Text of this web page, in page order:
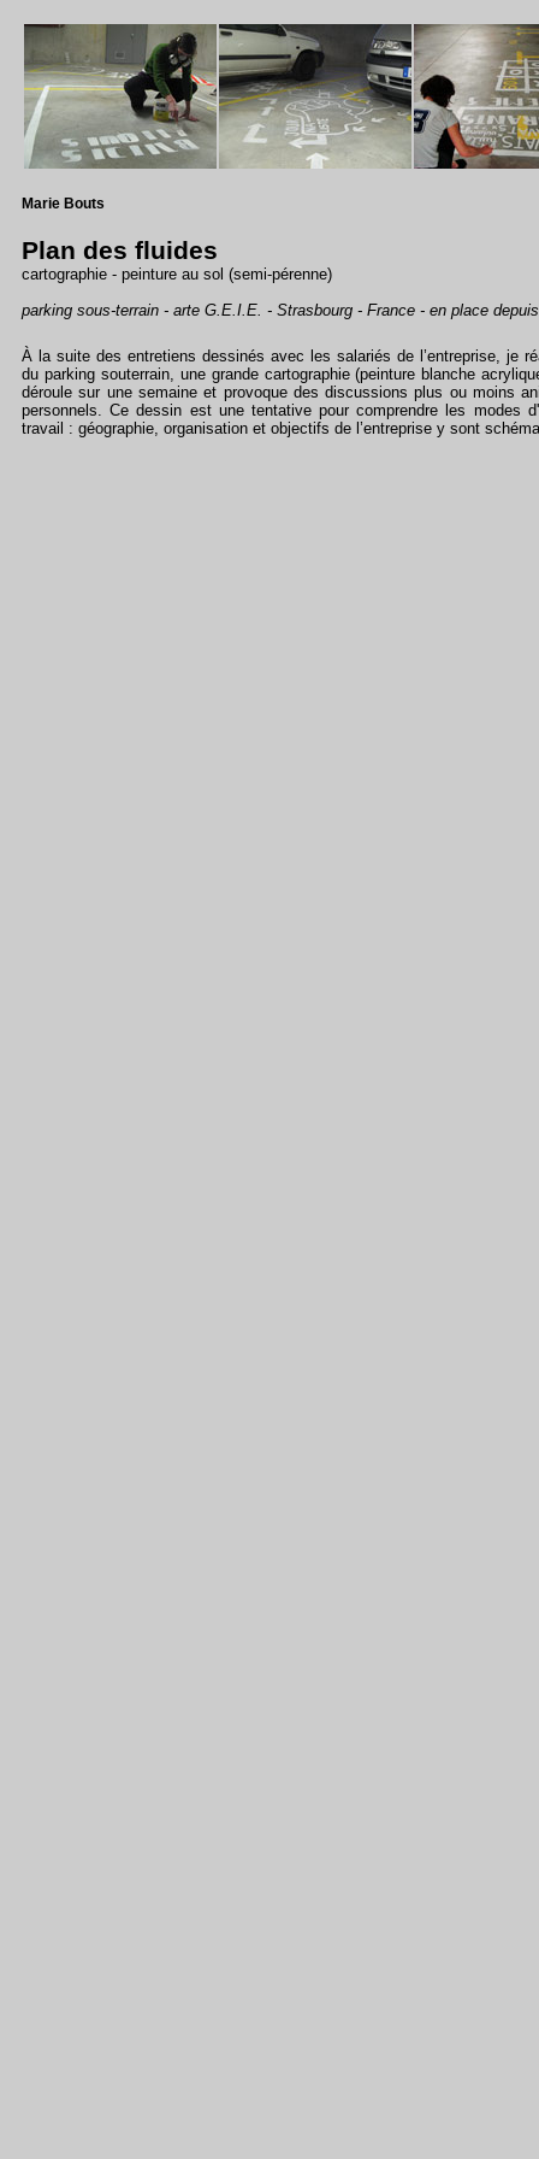
Marie Bouts
Plan des fluides
cartographie - peinture au sol (semi-pérenne)
parking sous-terrain - arte G.E.I.E. - Strasbourg - France - en place
À la suite des entretiens dessinés avec les salariés de l’entreprise, je
du parking souterrain, une grande cartographie (peinture blanche
déroule sur une semaine et provoque des discussions plus ou moins
personnels. Ce dessin est une tentative pour comprendre les modes
travail : géographie, organisation et objectifs de l’entreprise y sont